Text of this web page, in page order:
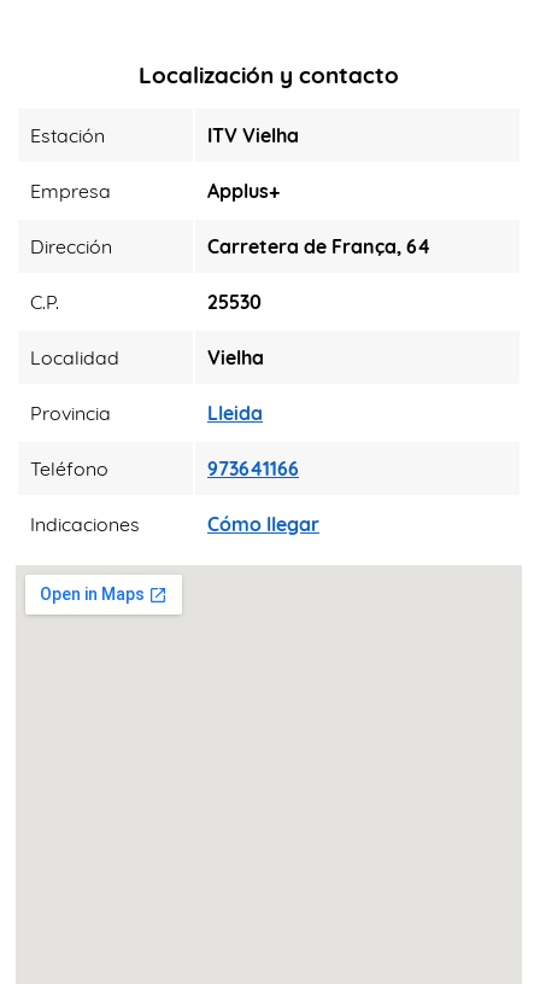
Localización y contacto
Estación ITV Vielha
Empresa Applus+
Dirección Carretera de França, 64
C.P. 25530
Localidad Vielha
Provincia Lleida
Teléfono 973641166
Indicaciones Cómo llegar